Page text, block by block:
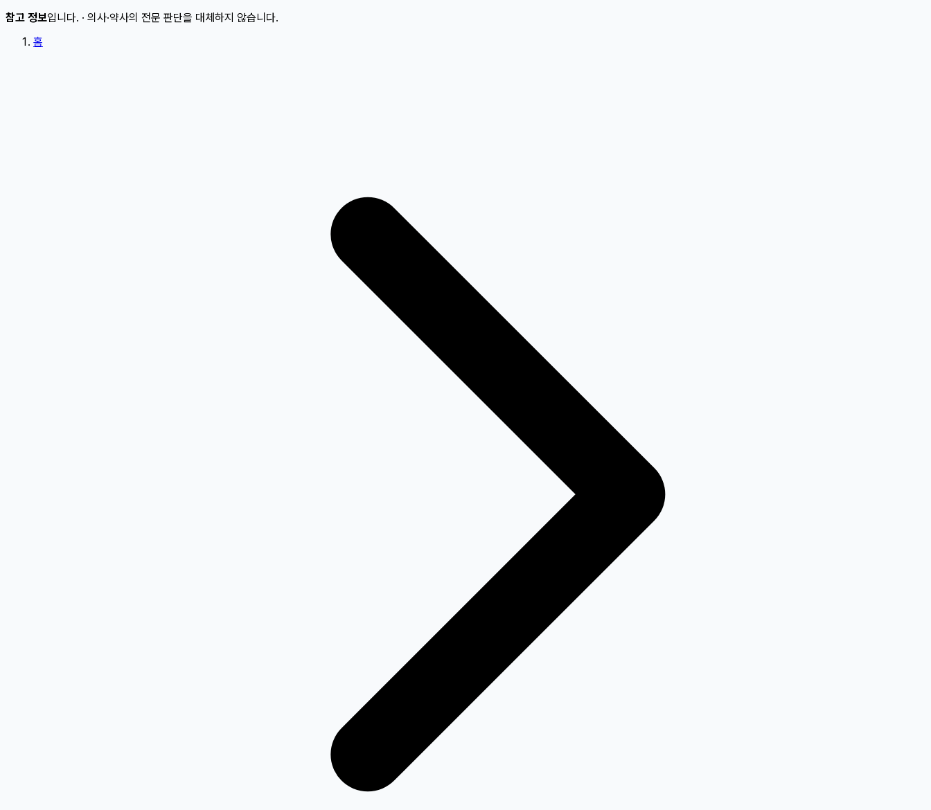
참고 정보입니다. · 의사·약사의 전문 판단을 대체하지 않습니다.
홈